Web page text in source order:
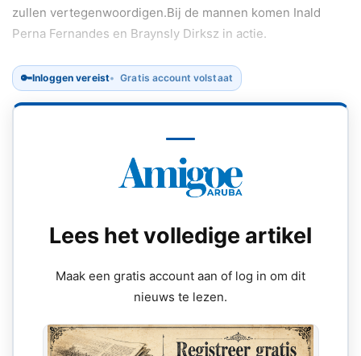
zullen vertegenwoordigen.Bij de mannen komen Inald
Perna Fernandes en Braynsly Dirksz in actie.
🔑Inloggen vereist Gratis account volstaat
Lees het volledige artikel
Maak een gratis account aan of log in om dit
nieuws te lezen.